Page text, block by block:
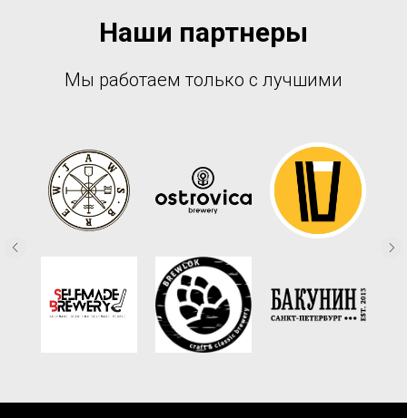
Наши партнеры
Мы работаем только с лучшими